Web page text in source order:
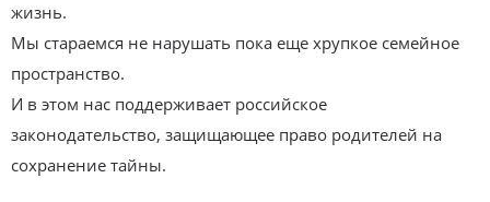
жизнь.
Мы стараемся не нарушать пока еще хрупкое семейное
пространство.
И в этом нас поддерживает российское
законодательство, защищающее право родителей на
сохранение тайны.